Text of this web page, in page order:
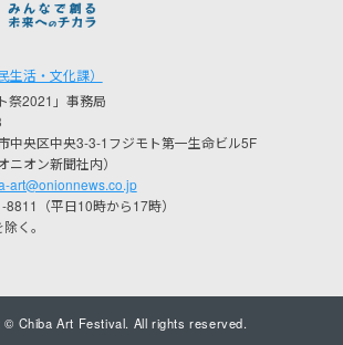
生活・文化課）
祭2021」事務局
中央区中央3-3-1フジモト第一生命ビル5F
ニオン新聞社内）
art@onionnews.co.jp
（平日10時から17時）
く。
© Chiba Art Festival. All rights reserved.